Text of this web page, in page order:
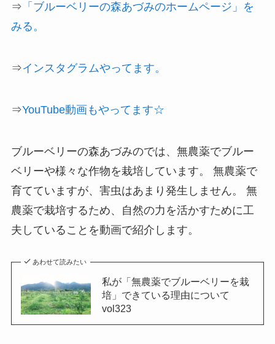
⇒ 「ブルーベリーの森あづみのホームページ」を
みる。
⇒インスタグラムやってます。
⇒YouTube動画もやってます☆
ブルーベリーの森あづみのでは、無農薬でブルー
ベリーや様々な作物を栽培しています。 無農薬で
育てていますが、害虫はあまり発生しません。 無
農薬で栽培するため、自然の力を活かすために工
夫していることを動画で紹介します。
あわせて読みたい
私が「無農薬でブルーベリーを栽
培」できている理由について
vol323